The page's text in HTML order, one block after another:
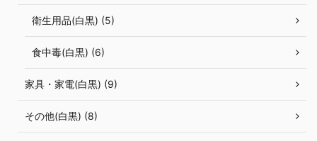
衛生用品(白黒) (5)
食中毒(白黒) (6)
家具・家電(白黒) (9)
その他(白黒) (8)